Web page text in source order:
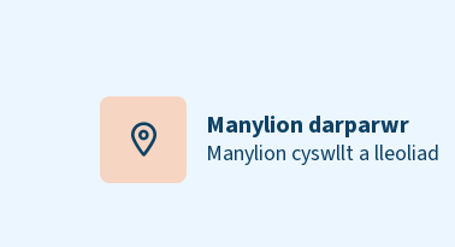
Manylion darparwr
Manylion cyswllt a lleoliad